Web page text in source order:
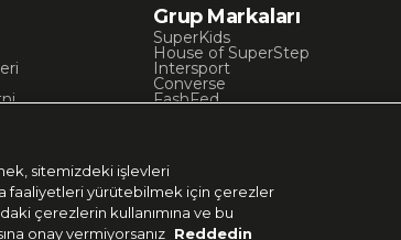
Grup Markaları
SuperKids
House of SuperStep
Intersport
Converse
FashFed
Occassion
UNITED4
sitemizdeki işlevleri
faaliyetleri yürütebilmek için çerezler
çerezlerin kullanımına ve bu
onay vermiyorsanız Reddedin